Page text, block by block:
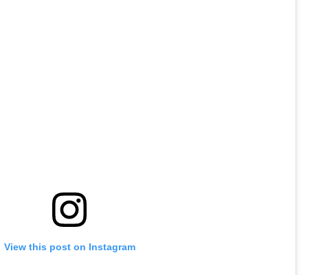
View this post on Instagram